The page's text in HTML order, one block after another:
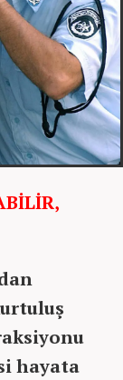
hayata